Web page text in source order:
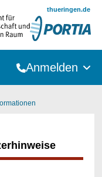
thueringen.de
Anmelden